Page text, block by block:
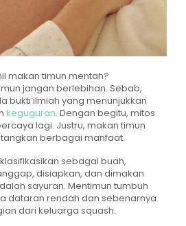
makan timun mentah?
jangan berlebihan. Sebab,
bukti ilmiah yang menunjukkan
keguguran. Dengan begitu, mitos
lagi. Justru, makan timun
berbagai manfaat.
sebagai buah,
disiapkan, dan dimakan
sayuran. Mentimun tumbuh
dataran rendah dan sebenarnya
dari keluarga squash.